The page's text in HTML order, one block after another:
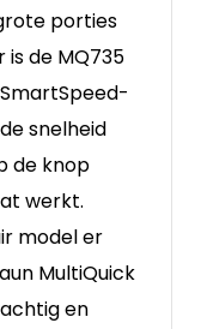
porties
de MQ735
snelheid
de knop
werkt.
model er
MultiQuick
en